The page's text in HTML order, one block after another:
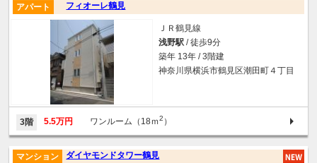
フィオーレ鶴見
アパート
ＪＲ鶴見線
浅野駅 / 徒歩9分
築年 13年 / 3階建
神奈川県横浜市鶴見区潮田町４丁目
3階 5.5万円 ワンルーム（18ｍ2 ）
ダイヤモンドタワー鶴見
マンション